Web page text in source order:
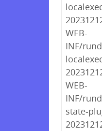
WEB-
INF/
WEB-
INF/
state-